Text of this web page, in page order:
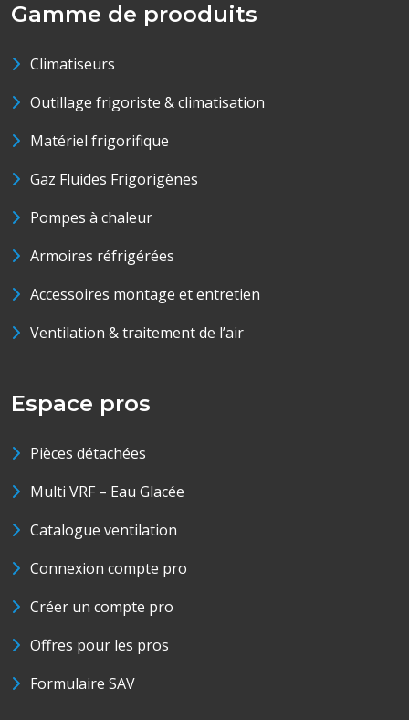
Gamme de prooduits
Climatiseurs
Outillage frigoriste & climatisation
Matériel frigorifique
Gaz Fluides Frigorigènes
Pompes à chaleur
Armoires réfrigérées
Accessoires montage et entretien
Ventilation & traitement de l’air
Espace pros
Pièces détachées
Multi VRF – Eau Glacée
Catalogue ventilation
Connexion compte pro
Créer un compte pro
Offres pour les pros
Formulaire SAV